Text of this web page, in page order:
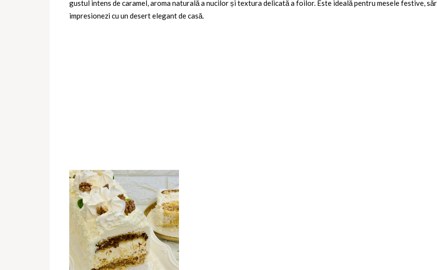
gustul intens de caramel, aroma naturală a nucilor și textura delicată a foilor. Este ideală pentru mesele festive,
impresionezi cu un desert elegant de casă.